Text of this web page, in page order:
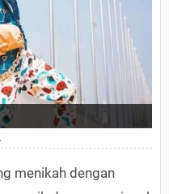
menikah dengan